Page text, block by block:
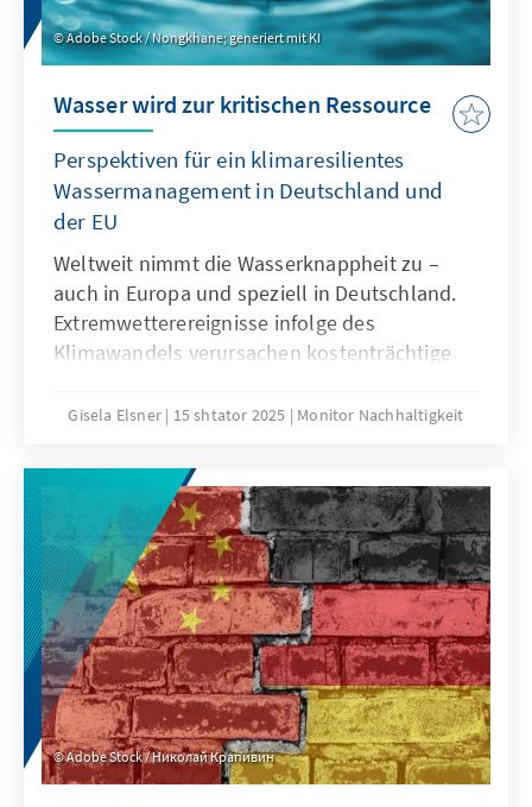
Adobe Stock / Nongkhane; generiert mit KI
Wasser wird zur kritischen Ressource
Perspektiven für ein klimaresilientes
Wassermanagement in Deutschland und
der EU
Weltweit nimmt die Wasserknappheit zu –
auch in Europa und speziell in Deutschland.
Extremwetterereignisse infolge des
Klimawandels verursachen kostenträchtige
Gleichzeitig geraten Wasservorräte durch
Gewinnung erneuerbarer Energien unter
Druck. Ökonomische und ökologische
Konflikte sind die Folgen, die künftig auch die
Sicherheit und den gesellschaftlichen
Zusammenhalt gefährden können, wenn
nicht rechtzeitig gegengesteuert wird.
Gisela Elsner 15 shtator 2025 Monitor Nachhaltigkeit
Adobe Stock / Николай Крапивин